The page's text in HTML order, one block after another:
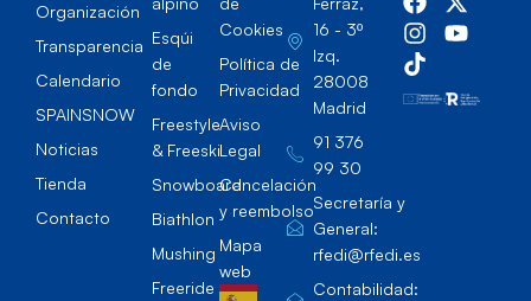
Organización
Transparencia
Calendario
SPAINSNOW
Noticias
Tienda
Contacto
Esqúi
de
fondo
Freestyle
& Freeski
Snowboard
Biathlon
Mushing
Freeride
Cookies
Política de
Privacidad
Aviso
Legal
Cancelación
y reembolso
Mapa
web
16 - 3º
Izq.
28008
Madrid
91 376
99 30
Secretaría y
General:
rfedi@rfedi.es
Contabilidad: